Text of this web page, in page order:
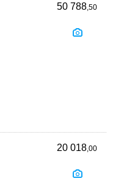
50 788,50
20 018,00